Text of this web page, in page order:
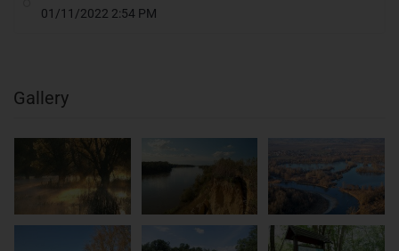
01/11/2022 2:54 PM
Gallery